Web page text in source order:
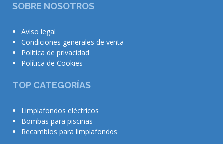
SOBRE NOSOTROS
Aviso legal
Condiciones generales de venta
Política de privacidad
Política de Cookies
TOP CATEGORÍAS
Limpiafondos eléctricos
Bombas para piscinas
Recambios para limpiafondos